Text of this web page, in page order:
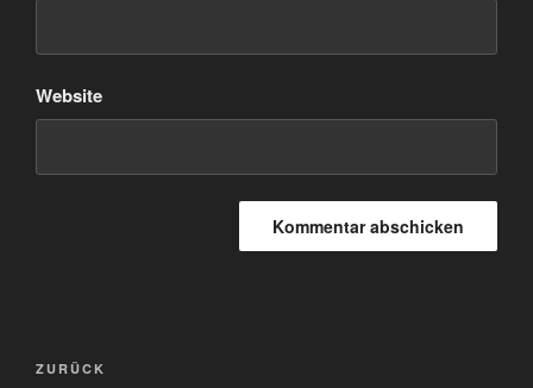
Website
Beitragsnavigation
Vorheriger
ZURÜCK